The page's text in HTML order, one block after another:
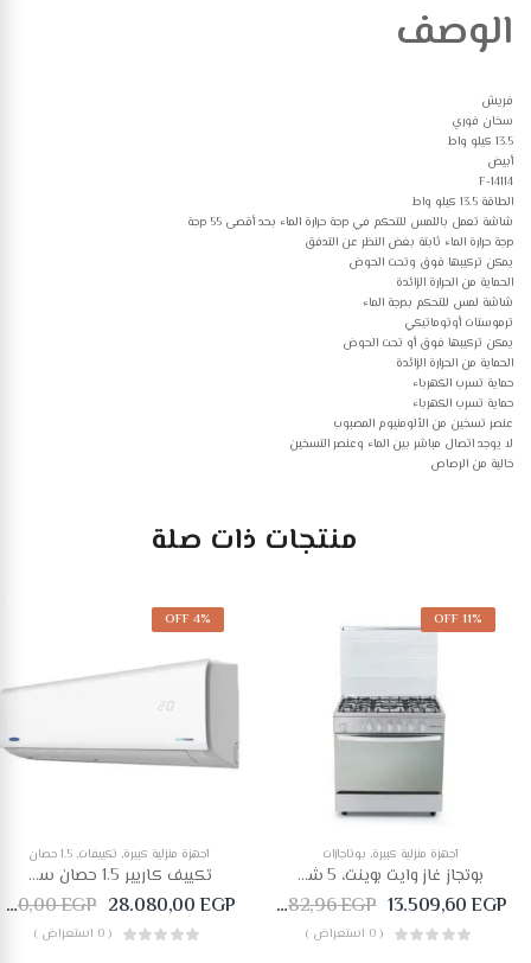
الوصف
فريش
سخان فوري
13.5 كيلو واط
أبيض
F-14114
الطاقة 13.5 كيلو واط
شاشة تعمل باللمس للتحكم في درجة حرارة الماء بحد أقصى 55 درجة
درجة حرارة الماء ثابتة بغض النظر عن التدفق
يمكن تركيبها فوق وتحت الحوض
الحماية من الحرارة الزائدة
شاشة لمس للتحكم بدرجة الماء
ترموستات أوتوماتيكي
يمكن تركيبها فوق أو تحت الحوض
الحماية من الحرارة الزائدة
حماية تسرب الكهرباء
حماية تسرب الكهرباء
عنصر تسخين من الألومنيوم المصبوب
لا يوجد اتصال مباشر بين الماء وعنصر التسخين
خالية من الرصاص
منتجات ذات صلة
11% OFF
أجهزة منزلية كبيرة, بوتاجازات
بوتجاز غاز وايت بوينت، 5 شعلات، ستانلس ستيل – WPGC9060XA
13.509,60EGP
15.182,96EGP
( 0 استعراض )
4% OFF
أجهزة منزلية كبيرة, تكييفات,1.5 حصان
تكييف كاريير 1.5 حصان سبلت بارد اوبتماكس انفرتر 53KHCT12DN-708F
28.080,00EGP
29.120,00EGP
( 0 استعراض )